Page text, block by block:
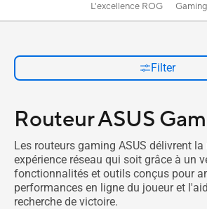
L'excellence ROG
Filter
Routeur ASUS
Les routeurs gaming ASUS délivrent la
expérience réseau qui soit grâce à un
fonctionnalités et outils conçus pour
performances en ligne du joueur et
recherche de victoire.